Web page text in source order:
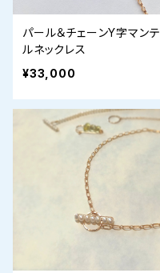
パール＆チェーンY字マンテ
ルネックレス
¥33,000